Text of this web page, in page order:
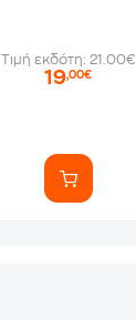
Τιμή εκδότη: 21.00€
19,00€